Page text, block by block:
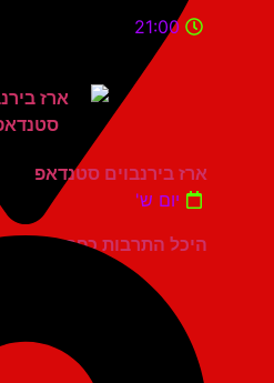
היכל התרבות כפר סבא
21:00
ארז בירנבוים סטנדאפ
יום ש'